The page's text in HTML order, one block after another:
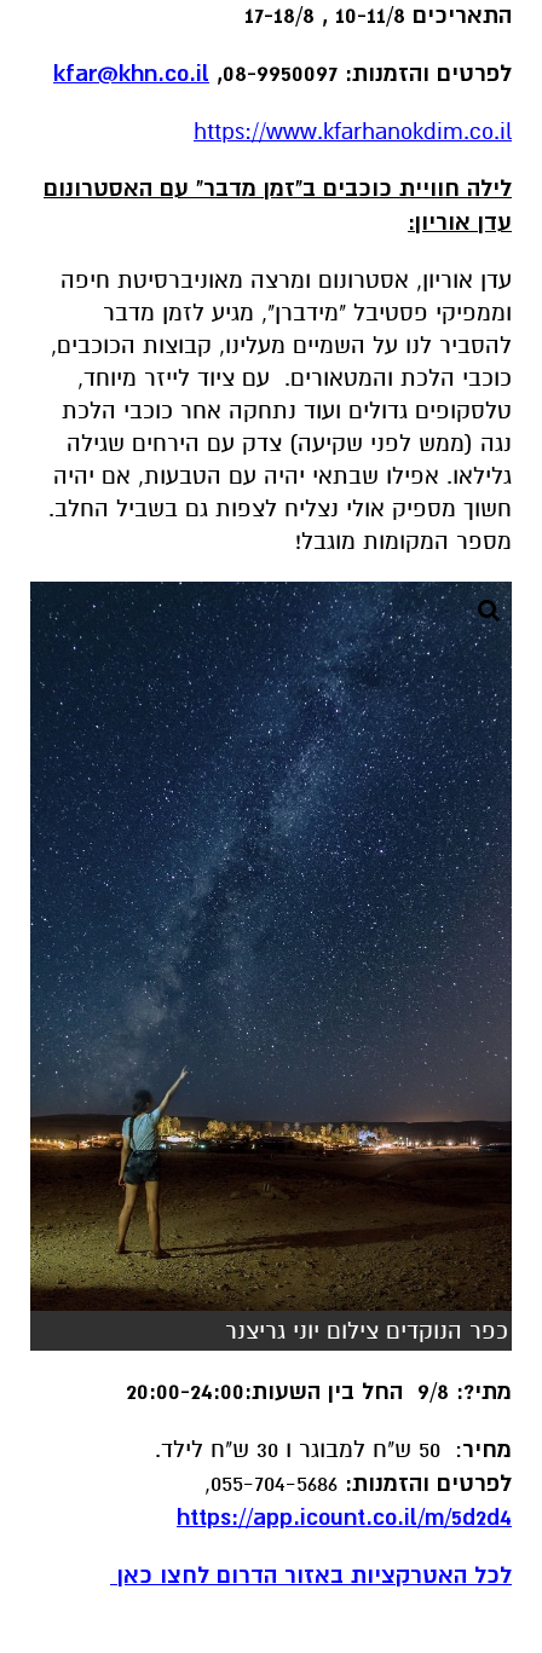
התאריכים 10-11/8 , 17-18/8
לפרטים והזמנות: 08-9950097,
kfar@khn.co.il
https://www.kfarhanokdim.co.il
לילה חוויית כוכבים ב"זמן מדבר" עם האסטרונום
עדן אוריון:
עדן אוריון, אסטרונום ומרצה מאוניברסיטת חיפה
וממפיקי פסטיבל "מידברן", מגיע לזמן מדבר
להסביר לנו על השמיים מעלינו, קבוצות הכוכבים,
כוכבי הלכת והמטאורים. עם ציוד לייזר מיוחד,
טלסקופים גדולים ועוד נתחקה אחר כוכבי הלכת
נגה (ממש לפני שקיעה) צדק עם הירחים שגילה
גלילאו. אפילו שבתאי יהיה עם הטבעות, אם יהיה
חשוך מספיק אולי נצליח לצפות גם בשביל החלב.
מספר המקומות מוגבל!
כפר הנוקדים צילום יוני גריצנר
מתי?: 9/8 החל בין השעות:20:00-24:00
מחיר: 50 ש"ח למבוגר ו 30 ש"ח לילד .
לפרטים והזמנות: 055-704-5686,
https://app.icount.co.il/m/5d2d4
לכל האטרקציות באזור הדרום לחצו כאן